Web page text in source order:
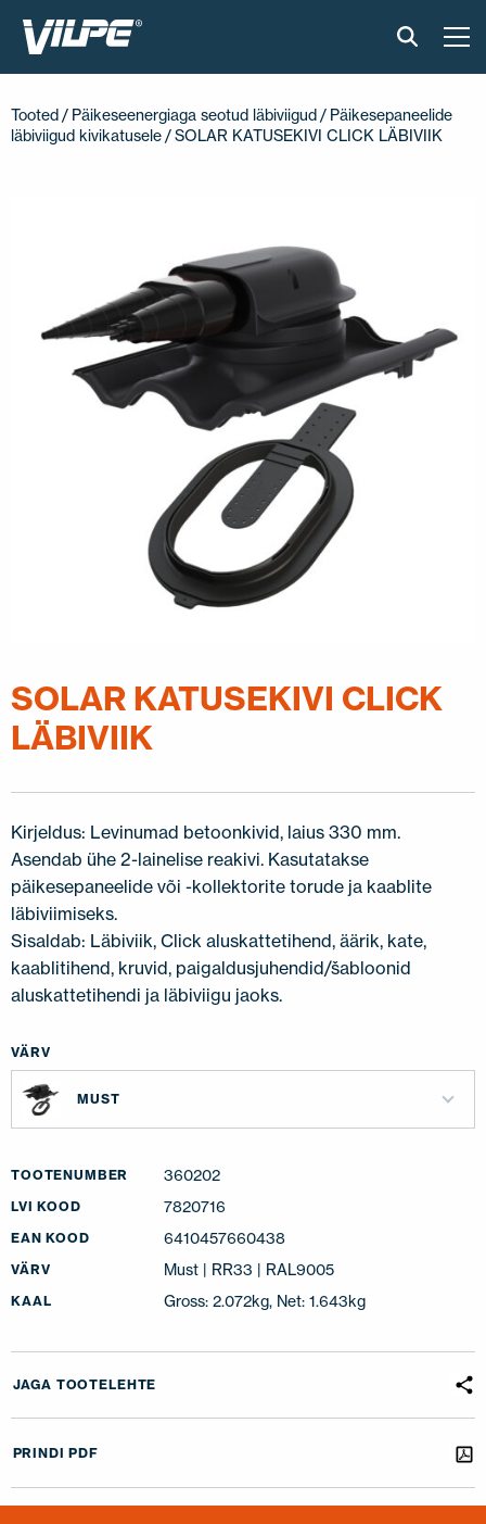
VÕTA MEIEGA ÜHENDUST
USA SV SV-FI LV ET UK
Tooted / Päikeseenergiaga seotud läbiviigud / Päikesepaneelide
läbiviigud kivikatusele / SOLAR KATUSEKIVI CLICK LÄBIVIIK
SOLAR KATUSEKIVI CLICK
LÄBIVIIK
Kirjeldus: Levinumad betoonkivid, laius 330 mm.
Asendab ühe 2-lainelise reakivi. Kasutatakse
päikesepaneelide või -kollektorite torude ja kaablite
läbiviimiseks.
Sisaldab: Läbiviik, Click aluskattetihend, äärik, kate,
kaablitihend, kruvid, paigaldusjuhendid/šabloonid
aluskattetihendi ja läbiviigu jaoks.
VÄRV
MUST
TOOTENUMBER 360202
LVI KOOD 7820716
EAN KOOD 6410457660438
VÄRV Must | RR33 | RAL9005
KAAL Gross: 2.072kg, Net: 1.643kg
JAGA TOOTELEHTE
PRINDI PDF